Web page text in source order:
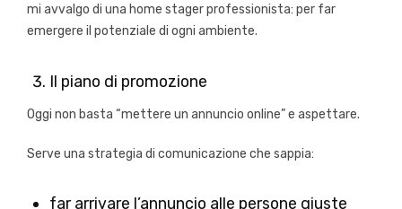
mi avvalgo di una home stager professionista: per far
emergere il potenziale di ogni ambiente.
Il piano di promozione
Oggi non basta “mettere un annuncio online” e aspettare.
Serve una strategia di comunicazione che sappia:
far arrivare l’annuncio alle persone giuste